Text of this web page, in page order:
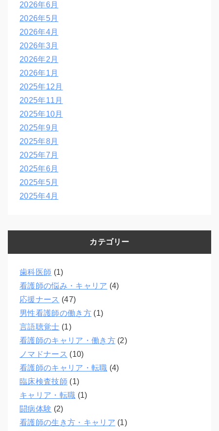
2026年6月
2026年5月
2026年4月
2026年3月
2026年2月
2026年1月
2025年12月
2025年11月
2025年10月
2025年9月
2025年8月
2025年7月
2025年6月
2025年5月
2025年4月
カテゴリー
歯科医師 (1)
看護師の悩み・キャリア (4)
応援ナース (47)
男性看護師の働き方(1)
言語聴覚士 (1)
看護師のキャリア・働き方(2)
ノマドナース (10)
看護師のキャリア・転職 (4)
臨床検査技師 (1)
キャリア・転職 (1)
闘病体験 (2)
看護師の生き方・キャリア (1)